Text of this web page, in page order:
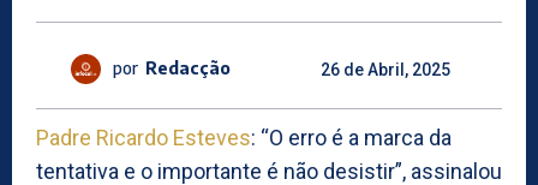
por Redacção 26 de Abril, 2025
Padre Ricardo Esteves: “O erro é a marca da
tentativa e o importante é não desistir”, assinalou